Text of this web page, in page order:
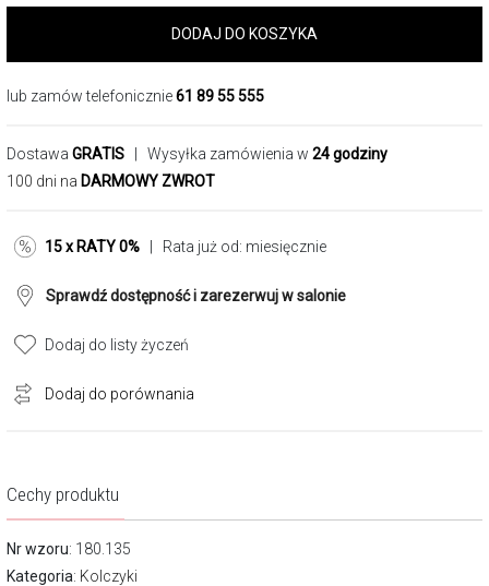
DODAJ DO KOSZYKA
lub zamów telefonicznie61 89 55 555
Dostawa GRATIS | Wysyłka zamówienia w 24 godziny
100 dni na DARMOWY ZWROT
15 x RATY 0% | Rata już od: miesięcznie
Sprawdź dostępność i zarezerwuj w salonie
Dodaj do listy życzeń
Dodaj do porównania
Cechy produktu
Nr wzoru: 180.135
Kategoria: Kolczyki